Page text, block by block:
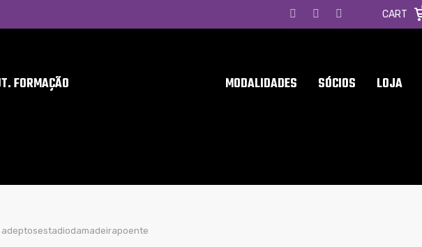
CART
FORMAÇÃO MODALIDADES SÓCIOS LOJA
adeptosestadiodamadeirapoente